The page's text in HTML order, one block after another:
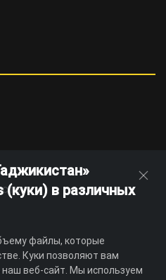
(куки) в различных
файлы, которые
Куки позволяют вам
веб-сайт. Мы используем